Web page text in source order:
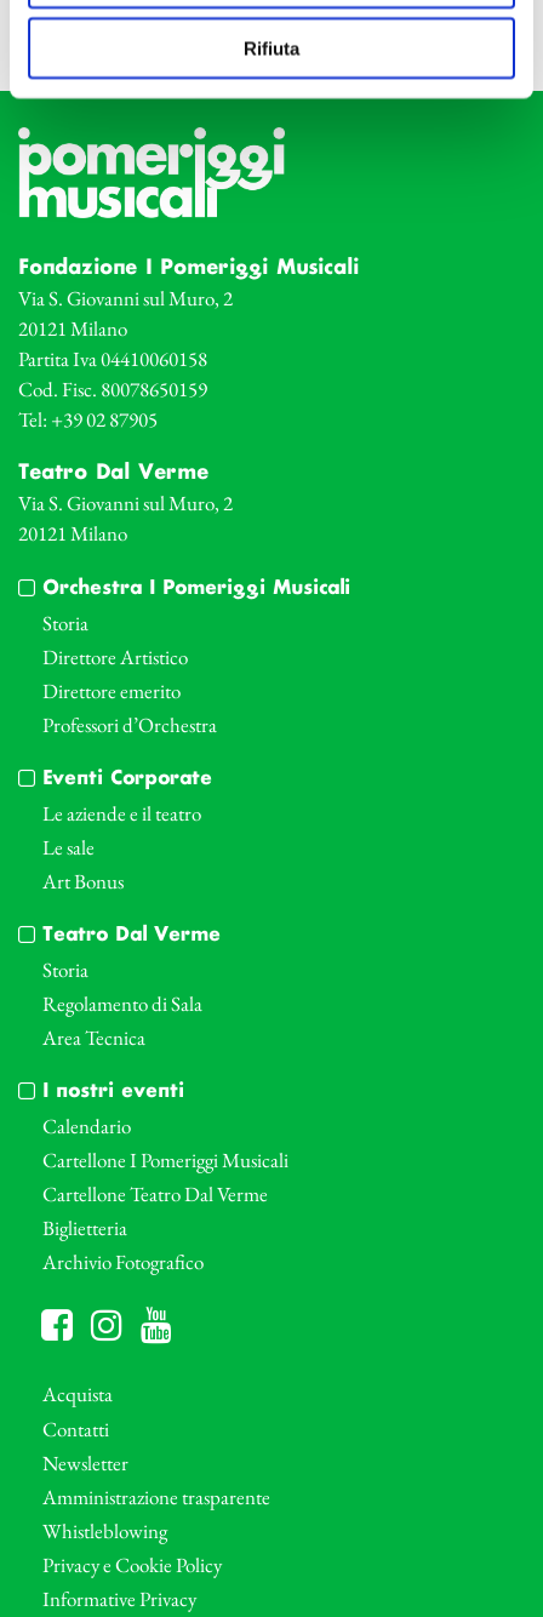
Rifiuta
Fondazione I Pomeriggi Musicali
Via S. Giovanni sul Muro, 2
20121 Milano
Partita Iva 04410060158
Cod. Fisc. 80078650159
Tel: +39 02 87905
Teatro Dal Verme
Via S. Giovanni sul Muro, 2
20121 Milano
Orchestra I Pomeriggi Musicali
Storia
Direttore Artistico
Direttore emerito
Professori d’Orchestra
Eventi Corporate
Le aziende e il teatro
Le sale
Art Bonus
Teatro Dal Verme
Storia
Regolamento di Sala
Area Tecnica
I nostri eventi
Calendario
Cartellone I Pomeriggi Musicali
Cartellone Teatro Dal Verme
Biglietteria
Archivio Fotografico
Acquista
Contatti
Newsletter
Amministrazione trasparente
Whistleblowing
Privacy e Cookie Policy
Informative Privacy